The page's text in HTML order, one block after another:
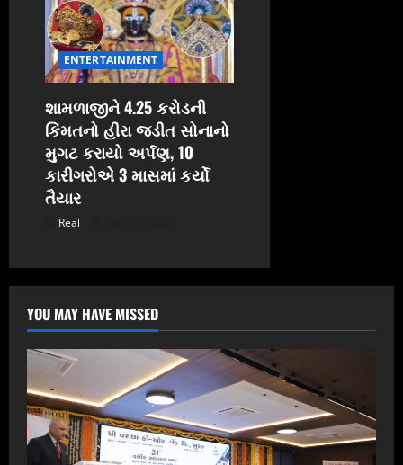
ENTERTAINMENT
શામળાજીને 4.25 કરોડની
કિંમતનો હીરા જડીત સોનાનો
મુગટ કરાયો અર્પણ, 10
કારીગરોએ 3 માસમાં કર્યો
તૈયાર
Real
YOU MAY HAVE MISSED